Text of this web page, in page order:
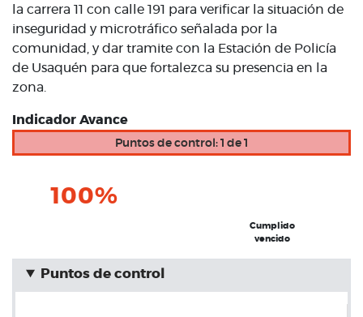
la carrera 11 con calle 191 para verificar la situación de
inseguridad y microtráfico señalada por la
comunidad, y dar tramite con la Estación de Policía
de Usaquén para que fortalezca su presencia en la
zona.
Indicador Avance
Puntos de control: 1 de 1
100%
Cumplido
vencido
Puntos de control